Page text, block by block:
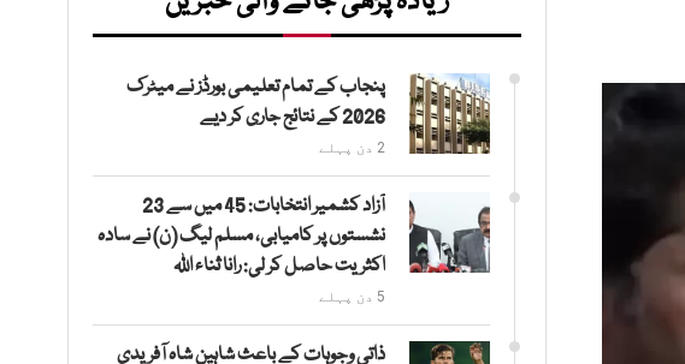
پنجاب کے تمام تعلیمی بورڈز نے میٹرک
2026 کے نتائج جاری کر دیے
2 دن پہلے
آزاد کشمیر انتخابات: 45 میں سے 23
نشستوں پر کامیابی، مسلم لیگ (ن) نے سادہ
اکثریت حاصل کر لی: رانا ثناء اللہ
5 دن پہلے
ذاتی وجوہات کے باعث شاہین شاہ آفریدی